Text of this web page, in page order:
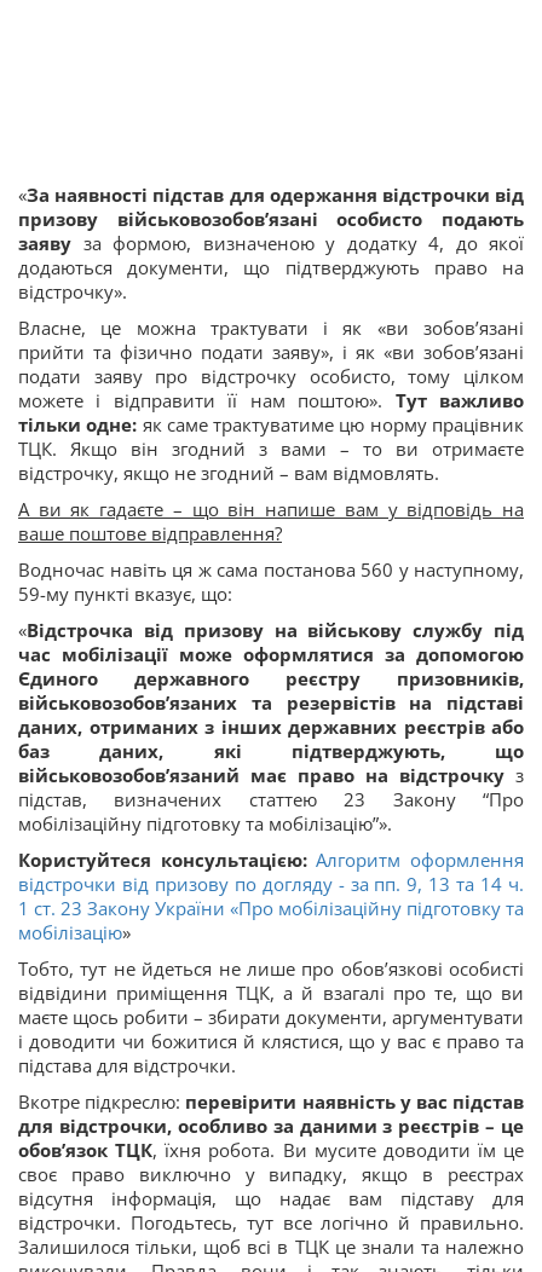
«За наявності підстав для одержання відстрочки від
призову військовозобов’язані особисто подають
заяву за формою, визначеною у додатку 4, до якої
додаються документи, що підтверджують право на
відстрочку».
Власне, це можна трактувати і як «ви зобов’язані
прийти та фізично подати заяву», і як «ви зобов’язані
подати заяву про відстрочку особисто, тому цілком
можете і відправити її нам поштою». Тут важливо
тільки одне: як саме трактуватиме цю норму працівник
ТЦК. Якщо він згодний з вами – то ви отримаєте
відстрочку, якщо не згодний – вам відмовлять.
А ви як гадаєте – що він напише вам у відповідь на
ваше поштове відправлення?
Водночас навіть ця ж сама постанова 560 у наступному,
59-му пункті вказує, що:
«Відстрочка від призову на військову службу під
час мобілізації може оформлятися за допомогою
Єдиного державного реєстру призовників,
військовозобов’язаних та резервістів на підставі
даних, отриманих з інших державних реєстрів або
баз даних, які підтверджують, що
військовозобов’язаний має право на відстрочку з
підстав, визначених статтею 23 Закону “Про
мобілізаційну підготовку та мобілізацію”».
Користуйтеся консультацією:Алгоритм оформлення
відстрочки від призову по догляду - за пп. 9, 13 та 14 ч.
1 ст. 23 Закону України «Про мобілізаційну підготовку та
мобілізацію»
Тобто, тут не йдеться не лише про обов’язкові особисті
відвідини приміщення ТЦК, а й взагалі про те, що ви
маєте щось робити – збирати документи, аргументувати
і доводити чи божитися й клястися, що у вас є право та
підстава для відстрочки.
Вкотре підкреслю: перевірити наявність у вас підстав
для відстрочки, особливо за даними з реєстрів – це
обов’язок ТЦК, їхня робота. Ви мусите доводити їм це
своє право виключно у випадку, якщо в реєстрах
відсутня інформація, що надає вам підставу для
відстрочки. Погодьтесь, тут все логічно й правильно.
Залишилося тільки, щоб всі в ТЦК це знали та належно